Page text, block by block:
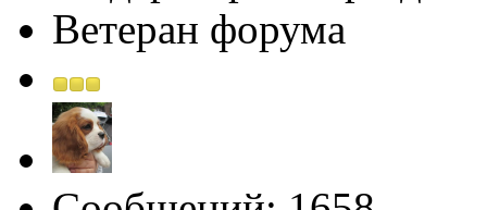
Ветеран форума